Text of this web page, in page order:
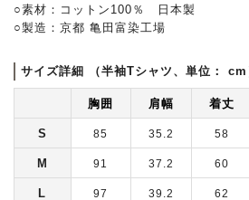
○素材：コットン100％ 日本製
○製造：京都 亀田富染工場
サイズ詳細 （半袖Tシャツ、単位： cm
胸囲 肩幅 着丈
S 85 35.2 58
M 91 37.2 60
L 97 39.2 62